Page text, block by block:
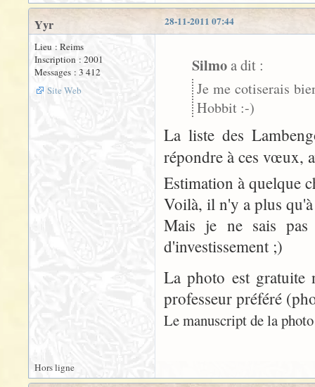
28-11-2011 07:44
Yyr
Lieu : Reims
Inscription : 2001
Messages : 3 412
Site Web
Silmoa dit :
Je me cotiserais
Hobbit :-)
La liste des
répondre à ces vœux,
Estimation à quelque
Voilà, il n'y a plus
Mais je ne sais
d'investissement ;)
La photo est gratuite
professeur préféré
Le manuscript de la
Hors ligne